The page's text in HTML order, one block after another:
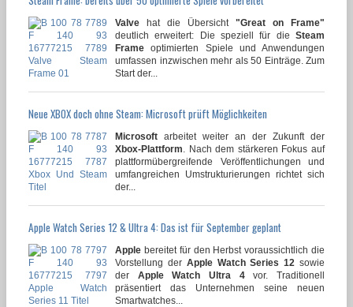
Valve hat die Übersicht "Great on Frame"
deutlich erweitert: Die speziell für die Steam
Frame optimierten Spiele und Anwendungen
umfassen inzwischen mehr als 50 Einträge. Zum
Start der...
Neue XBOX doch ohne Steam: Microsoft prüft Möglichkeiten
Microsoft arbeitet weiter an der Zukunft der
Xbox-Plattform . Nach dem stärkeren Fokus auf
plattformübergreifende Veröffentlichungen und
umfangreichen Umstrukturierungen richtet sich
der...
Apple Watch Series 12 & Ultra 4: Das ist für September geplant
Apple bereitet für den Herbst voraussichtlich die
Vorstellung der Apple Watch Series 12 sowie
der Apple Watch Ultra 4vor. Traditionell
präsentiert das Unternehmen seine neuen
Smartwatches...